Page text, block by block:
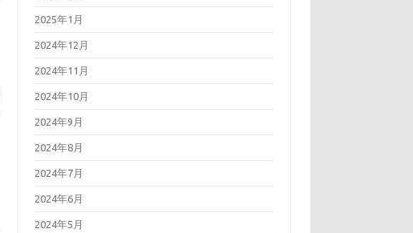
2025年1月
2024年12月
2024年11月
2024年10月
2024年9月
2024年8月
2024年7月
2024年6月
2024年5月